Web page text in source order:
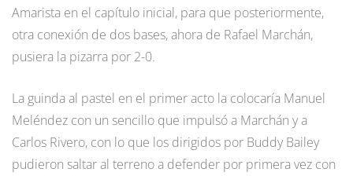
Amarista en el capítulo inicial, para que posteriormente,
otra conexión de dos bases, ahora de Rafael Marchán,
pusiera la pizarra por 2-0.
La guinda al pastel en el primer acto la colocaría Manuel
Meléndez con un sencillo que impulsó a Marchán y a
Carlos Rivero, con lo que los dirigidos por Buddy Bailey
pudieron saltar al terreno a defender por primera vez con